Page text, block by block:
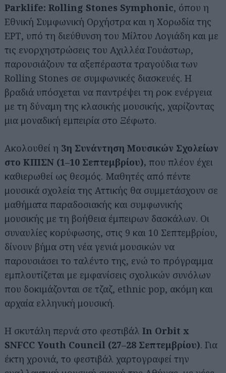
Parklife: Rolling Stones Symphonic, όπου η
Εθνική Συμφωνική Ορχήστρα και η Χορωδία της
ΕΡΤ, υπό τη διεύθυνση του Μίλτου Λογιάδη και με
τις ενορχηστρώσεις του Αχιλλέα Γουάστωρ,
παρουσιάζουν τα αξεπέραστα τραγούδια των
Rolling Stones σε συμφωνικές διασκευές. Η
βραδιά υπόσχεται να παντρέψει τη ροκ ενέργεια
με τη δύναμη της κλασικής μουσικής, χαρίζοντας
μια μοναδική εμπειρία στο Ξέφωτο.
Ακολουθεί η 3η Συνάντηση Μουσικών Σχολείων
στο ΚΠΙΣΝ (1–10 Σεπτεμβρίου), που πλέον έχει
καθιερωθεί ως θεσμός. Μαθητές από πέντε
μουσικά σχολεία της Αττικής θα συμμετάσχουν σε
μαθήματα παραδοσιακής και συμφωνικής
μουσικής με τη βοήθεια έμπειρων δασκάλων. Οι
συναυλίες κορύφωσης, στις 9 και 10 Σεπτεμβρίου,
δίνουν βήμα στη νέα γενιά μουσικών να
παρουσιάσει το ταλέντο της, ενώ το πρόγραμμα
εμπλουτίζεται με εμφανίσεις σχολικών συνόλων
που δοκιμάζονται σε τζαζ, ethnic pop, ακόμη και
αρχαία ελληνική μουσική.
Η σκυτάλη περνά στο φεστιβάλ In Orbit x
SNFCC Youth Council (27–28 Σεπτεμβρίου). Για
έκτη χρονιά, το φεστιβάλ χαρτογραφεί την